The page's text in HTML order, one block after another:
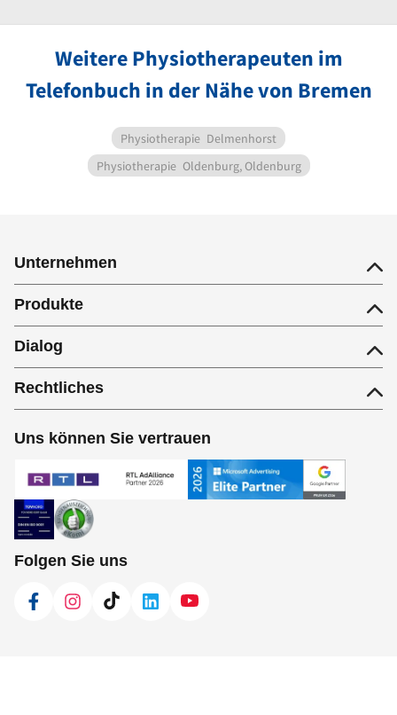
Weitere Physiotherapeuten im
Telefonbuch in der Nähe von Bremen
Physiotherapie Delmenhorst
Physiotherapie Oldenburg, Oldenburg
Unternehmen
Produkte
Dialog
Rechtliches
Uns können Sie vertrauen
Folgen Sie uns